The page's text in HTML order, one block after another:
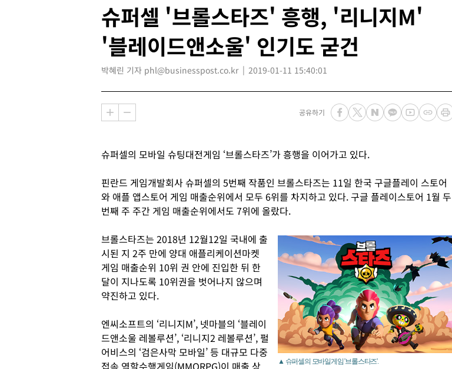
슈퍼셀 '브롤스타즈' 흥행, '리니지M'
'블레이드앤소울' 인기도 굳건
박혜린 기자 phl@businesspost.co.kr 2019-01-11 15:40:01
공유하기
슈퍼셀의 모바일 슈팅대전게임 ‘브롤스타즈’가 흥행을 이어가고 있다.
핀란드 게임개발회사 슈퍼셀의 5번째 작품인 브롤스타즈는 11일 한국 구글플레이 스토어
와 애플 앱스토어 게임 매출순위에서 모두 6위를 차지하고 있다. 구글 플레이스토어 1월 두
번째 주 주간 게임 매출순위에서도 7위에 올랐다.
▲ 슈퍼셀의 모바일게임 '브롤스타즈'.
브롤스타즈는 2018년 12월12일 국내에 출
시된 지 2주 만에 양대 애플리케이션마켓
게임 매출순위 10위 권 안에 진입한 뒤 한
달이 지나도록 10위권을 벗어나지 않으며
약진하고 있다.
엔씨소프트의 ‘리니지M’, 넷마블의 ‘블레이
드앤소울 레볼루션’, ‘리니지2 레볼루션’, 펄
어비스의 ‘검은사막 모바일’ 등 대규모 다중
접속 역할수행게임(MMORPG)이 매출 상